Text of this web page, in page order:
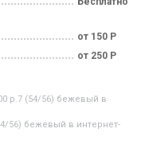
от 150 Р
от 250 Р
р.7 (54/56) бежевый в
56) бежевый в интернет-